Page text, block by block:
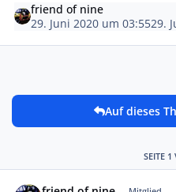
friend of nine
29. Juni 2020 um 03:5529.
Auf dieses
SEITE